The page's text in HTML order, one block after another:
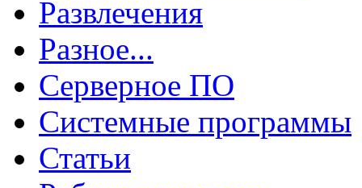
Развлечения
Разное...
Серверное ПО
Системные программы
Статьи